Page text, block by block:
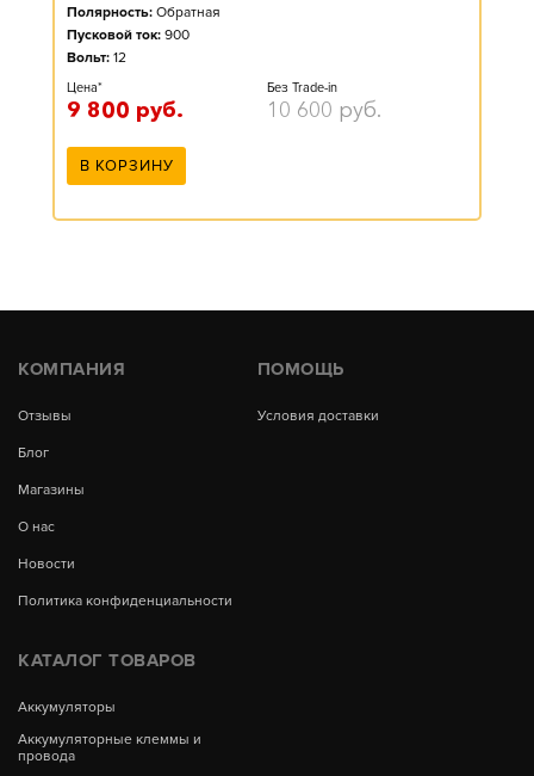
Полярность: Обратная
Пусковой ток: 900
Вольт: 12
Цена*
9 800 руб.
Без Trade-in
10 600 руб.
В КОРЗИНУ
КОМПАНИЯ
Отзывы
Блог
Магазины
О нас
Новости
Политика конфиденциальности
ПОМОЩЬ
Условия доставки
КАТАЛОГ ТОВАРОВ
Аккумуляторы
Аккумуляторные клеммы и
провода